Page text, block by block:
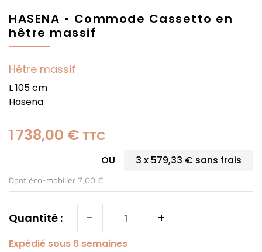
HASENA • Commode Cassetto en
hêtre massif
Hêtre massif
L 105 cm
Hasena
1 738,00 € TTC
OU 3 x 579,33 € sans frais
Dont éco-mobilier 7,00 €
Quantité : - +
Expédié sous 6 semaines